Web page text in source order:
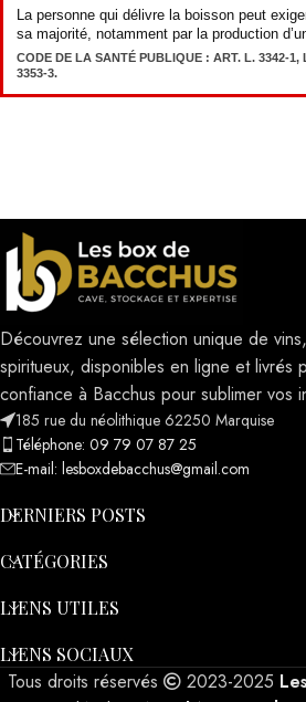
La personne qui délivre la boisson peut
sa majorité, notamment par la production
CODE DE LA SANTÉ PUBLIQUE : ART. L. 3342-1,
3353-3.
Découvrez une sélection unique de
spiritueux, disponibles en ligne et livrés
confiance à Bacchus pour sublimer vos
185 rue du néolithique 62250 Marquise
Téléphone: 09 79 07 87 25
E-mail: lesboxdebacchus@gmail.com
DERNIERS POSTS
CATÉGORIES
LIENS UTILES
LIENS SOCIAUX
Tous droits réservés 2023-2025